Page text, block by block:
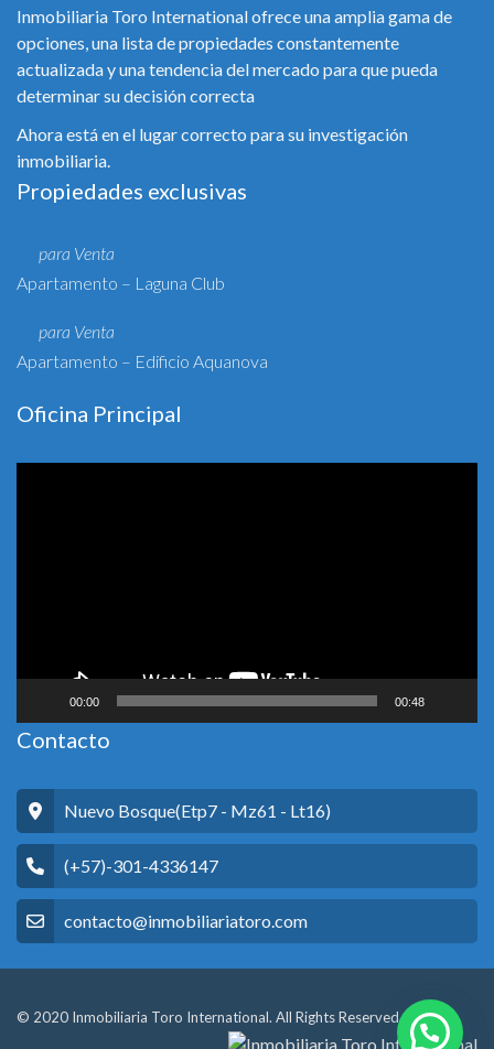
Inmobiliaria Toro International ofrece una amplia gama de
opciones, una lista de propiedades constantemente
actualizada y una tendencia del mercado para que pueda
determinar su decisión correcta
Ahora está en el lugar correcto para su investigación
inmobiliaria.
Propiedades exclusivas
para Venta
Apartamento – Laguna Club
para Venta
Apartamento – Edificio Aquanova
Oficina Principal
00:00 00:48
Contacto
Nuevo Bosque(Etp7 - Mz61 - Lt16)
(+57)-301-4336147
contacto@inmobiliariatoro.com
© 2020 Inmobiliaria Toro International. All Rights Reserved.